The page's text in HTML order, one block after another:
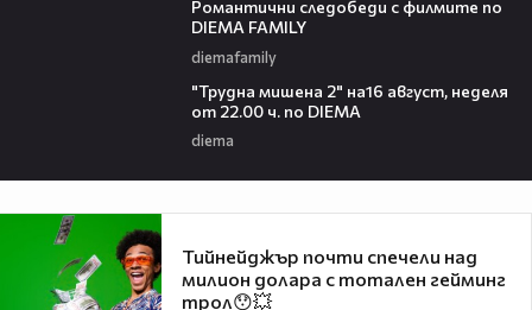
Романтични следобеди с филмите по
DIEMA FAMILY
diemafamily
"Трудна мишена 2" на16 август, неделя
от 22.00 ч. по DIEMA
diema
Тийнейджър почти спечели над
милион долара с тотален гейминг
трол😯💥